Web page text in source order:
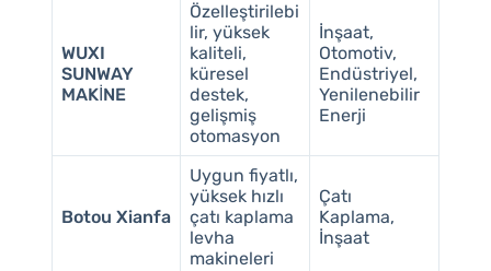
WUXI
SUNWAY
MAKİNE
Özelleştirilebi
lir, yüksek
kaliteli,
küresel
destek,
gelişmiş
otomasyon
İnşaat,
Otomotiv,
Endüstriyel,
Yenilenebilir
Enerji
Botou Xianfa
Uygun fiyatlı,
yüksek hızlı
çatı kaplama
levha
makineleri
Çatı
Kaplama,
İnşaat